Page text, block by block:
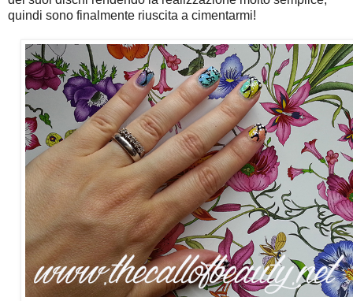
quindi sono finalmente riuscita a cimentarmi!